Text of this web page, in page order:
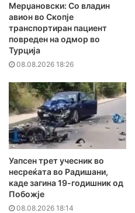
Мерџановски: Со владин
авион во Скопје
транспортиран пациент
повреден на одмор во
Турција
08.08.2026 18:26
Уапсен трет учесник во
несреќата во Радишани,
каде загина 19-годишник од
Побожје
08.08.2026 18:14